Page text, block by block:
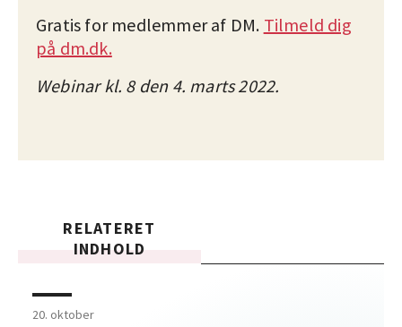
Gratis for medlemmer af DM. Tilmeld dig
på dm.dk.
Webinar kl. 8 den 4. marts 2022.
RELATERET
INDHOLD
20. oktober